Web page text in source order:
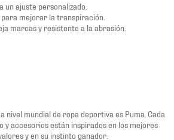
un ajuste personalizado.
para mejorar la transpiración.
marcas y resistente a la abrasión.
nivel mundial de ropa deportiva es Puma. Cada
y accesorios están inspirados en los mejores
y en su instinto ganador.